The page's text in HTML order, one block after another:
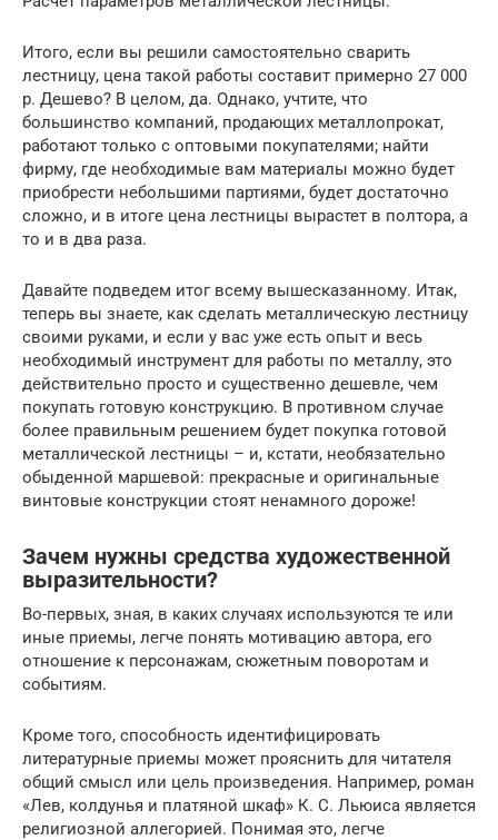
Итого, если вы решили самостоятельно сварить
лестницу, цена такой работы составит примерно 27 000
р. Дешево? В целом, да. Однако, учтите, что
большинство компаний, продающих металлопрокат,
работают только с оптовыми покупателями; найти
фирму, где необходимые вам материалы можно будет
приобрести небольшими партиями, будет достаточно
сложно, и в итоге цена лестницы вырастет в полтора, а
то и в два раза.
Давайте подведем итог всему вышесказанному. Итак,
теперь вы знаете, как сделать металлическую лестницу
своими руками, и если у вас уже есть опыт и весь
необходимый инструмент для работы по металлу, это
действительно просто и существенно дешевле, чем
покупать готовую конструкцию. В противном случае
более правильным решением будет покупка готовой
металлической лестницы – и, кстати, необязательно
обыденной маршевой: прекрасные и оригинальные
винтовые конструкции стоят ненамного дороже!
Зачем нужны средства художественной
выразительности?
Во-первых, зная, в каких случаях используются те или
иные приемы, легче понять мотивацию автора, его
отношение к персонажам, сюжетным поворотам и
событиям.
Кроме того, способность идентифицировать
литературные приемы может прояснить для читателя
общий смысл или цель произведения. Например, роман
«Лев, колдунья и платяной шкаф» К. С. Льюиса является
религиозной аллегорией. Понимая это, легче